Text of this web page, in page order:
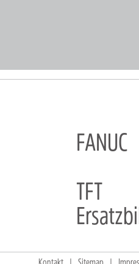
FANUC
TFT